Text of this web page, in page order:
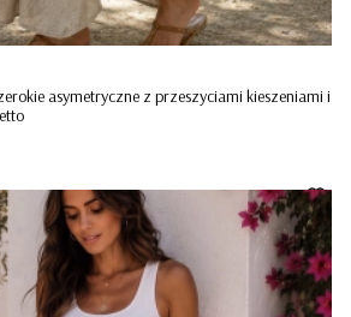
asymetryczne z przeszyciami kieszeniami i